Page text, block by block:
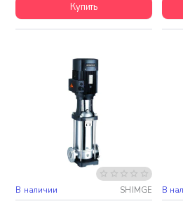
Купить
Бесплатная доставка
В наличии SHIMGE В